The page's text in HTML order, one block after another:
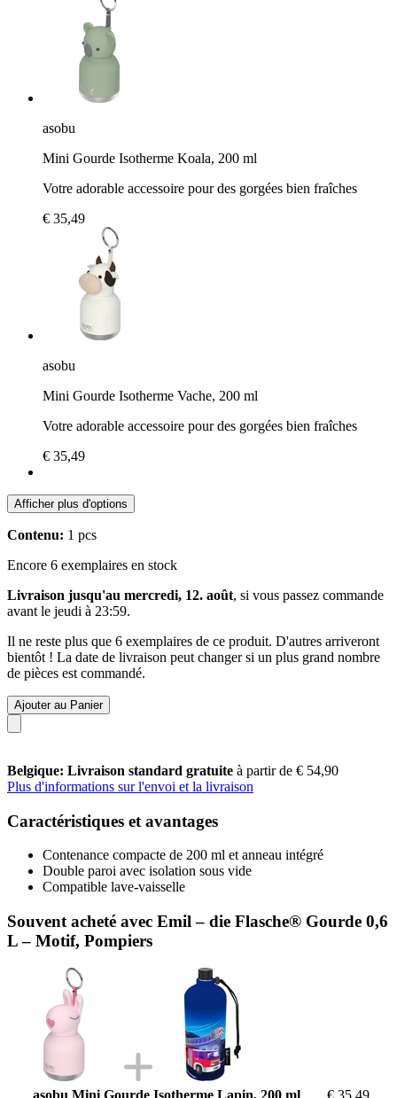
asobu
Mini Gourde Isotherme Koala, 200 ml
Votre adorable accessoire pour des gorgées bien fraîches
€ 35,49
asobu
Mini Gourde Isotherme Vache, 200 ml
Votre adorable accessoire pour des gorgées bien fraîches
€ 35,49
Afficher plus d'options
Contenu: 1 pcs
Encore 6 exemplaires en stock
Livraison jusqu'au mercredi, 12. août, si vous passez commande
avant le jeudi à 23:59.
Il ne reste plus que 6 exemplaires de ce produit. D'autres arriveront
bientôt ! La date de livraison peut changer si un plus grand nombre
de pièces est commandé.
Ajouter au Panier
Belgique: Livraison standard gratuite à partir de € 54,90
Plus d'informations sur l'envoi et la livraison
Caractéristiques et avantages
Contenance compacte de 200 ml et anneau intégré
Double paroi avec isolation sous vide
Compatible lave-vaisselle
Souvent acheté avec Emil – die Flasche® Gourde 0,6
L – Motif, Pompiers
asobu Mini Gourde Isotherme Lapin, 200 ml € 35,49